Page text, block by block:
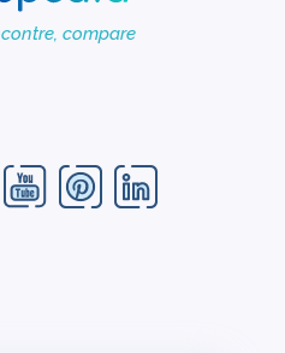
compare